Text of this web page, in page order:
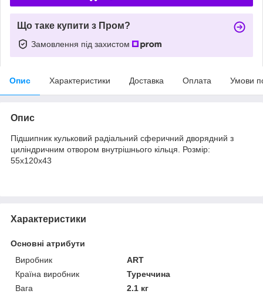
Що таке купити з Пром?
Замовлення під захистом
Опис Характеристики Доставка Оплата Умови
Опис
Підшипник кульковий радіальний сферичний дворядний з
циліндричним отвором внутрішнього кільця. Розмір:
55х120х43
Характеристики
Основні атрибути
Виробник
ART
Країна виробник
Туреччина
Вага
2.1 кг